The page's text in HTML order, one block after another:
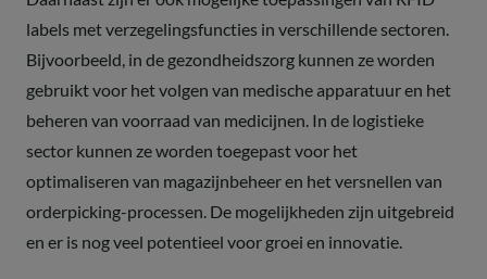
labels met verzegelingsfuncties in verschillende sectoren.
Bijvoorbeeld, in de gezondheidszorg kunnen ze worden
gebruikt voor het volgen van medische apparatuur en het
beheren van voorraad van medicijnen. In de logistieke
sector kunnen ze worden toegepast voor het
optimaliseren van magazijnbeheer en het versnellen van
orderpicking-processen. De mogelijkheden zijn uitgebreid
en er is nog veel potentieel voor groei en innovatie.